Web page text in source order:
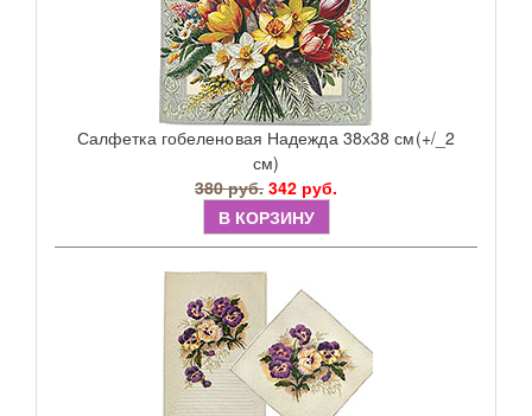
Салфетка гобеленовая Надежда 38х38 см(+/_2
см)
380 руб. 342 руб.
В КОРЗИНУ